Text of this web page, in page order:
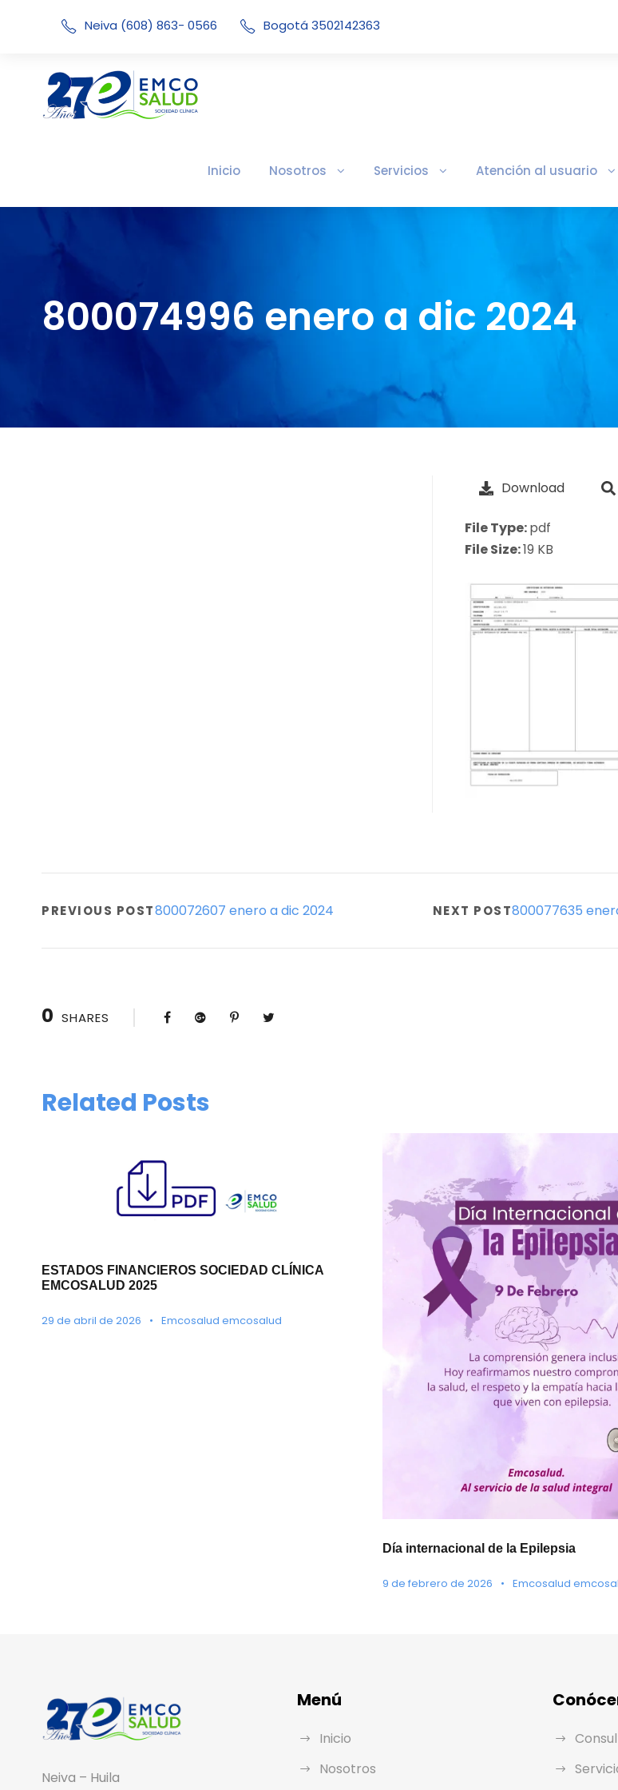
Neiva (608) 863- 0566 Bogotá 3502142363
Inicio Nosotros Servicios Atención al usuario
800074996 enero a dic 2024
Download
File Type:pdf
File Size:19 KB
PREVIOUS POST800072607 enero a dic 2024 NEXT POST800077635
0 SHARES
Related Posts
ESTADOS FINANCIEROS SOCIEDAD CLÍNICA
EMCOSALUD 2025
29 de abril de 2026 • Emcosalud emcosalud
Día internacional de la Epilepsia
9 de febrero de 2026 • Emcosalud
Neiva – Huila
Menú
Inicio
Nosotros